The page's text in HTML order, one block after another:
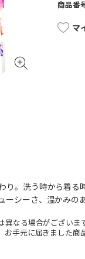
商品番
マ
り。洗う時から着
ーシーさ、温かみの
異なる場合がござい
お手元に届きました商